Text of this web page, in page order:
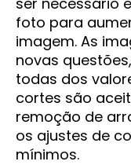
foto para
imagem. As
novas
todas dos
cortes são
remoção de
os ajustes de
mínimos.